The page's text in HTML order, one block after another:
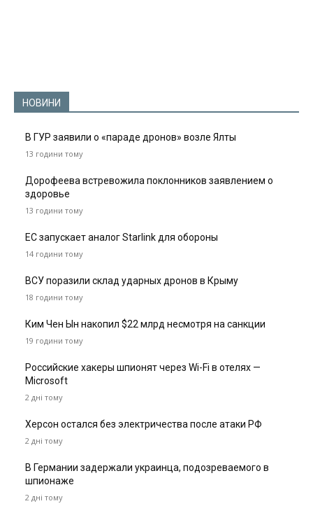
НОВИНИ
В ГУР заявили о «параде дронов» возле Ялты
13 години тому
Дорофеева встревожила поклонников заявлением о
здоровье
13 години тому
ЕС запускает аналог Starlink для обороны
14 години тому
ВСУ поразили склад ударных дронов в Крыму
18 години тому
Ким Чен Ын накопил $22 млрд несмотря на санкции
19 години тому
Российские хакеры шпионят через Wi-Fi в отелях —
Microsoft
2 дні тому
Херсон остался без электричества после атаки РФ
2 дні тому
В Германии задержали украинца, подозреваемого в
шпионаже
2 дні тому